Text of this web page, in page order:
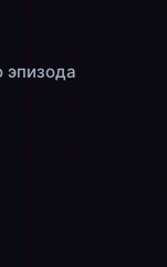
эпизода